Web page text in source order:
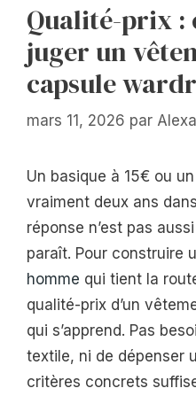
Qualité-prix :
juger un
capsule
mars 11, 2026 par
Un basique à 15€ ou
vraiment deux ans
réponse n’est pas
paraît. Pour construire
homme qui tient la
qualité-prix d’un
qui s’apprend. Pas
textile, ni de dépenser
critères concrets